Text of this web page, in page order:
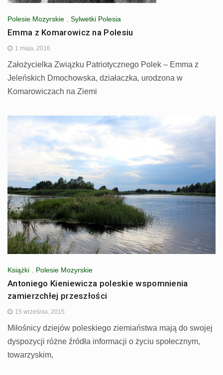
Polesie Mozyrskie Sylwetki Polesia
Emma z Komarowicz na Polesiu
1 maja, 2016
Założycielka Związku Patriotycznego Polek – Emma z
Jeleńskich Dmochowska, działaczka, urodzona w
Komarowiczach na Ziemi
Książki Polesie Mozyrskie
Antoniego Kieniewicza poleskie wspomnienia
zamierzchłej przeszłości
15 września, 2015
Miłośnicy dziejów poleskiego ziemiaństwa mają do swojej
dyspozycji różne źródła informacji o życiu społecznym,
towarzyskim,